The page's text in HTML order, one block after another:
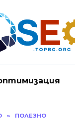
» ПОЛЕЗНО